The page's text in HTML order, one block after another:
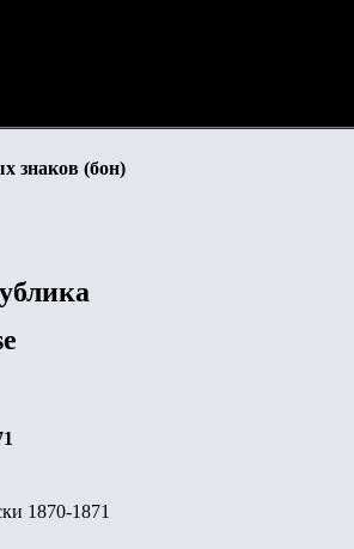
знаков (бон)
1870-1871